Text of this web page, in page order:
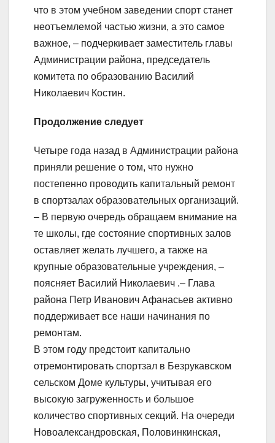
что в этом учебном заведении спорт станет
неотъемлемой частью жизни, а это самое
важное, – подчеркивает заместитель главы
Администрации района, председатель
комитета по образованию Василий
Николаевич Костин.
Продолжение следует
Четыре года назад в Администрации района
приняли решение о том, что нужно
постепенно проводить капитальный ремонт
в спортзалах образовательных организаций.
– В первую очередь обращаем внимание на
те школы, где состояние спортивных залов
оставляет желать лучшего, а также на
крупные образовательные учреждения, –
поясняет Василий Николаевич .– Глава
района Петр Иванович Афанасьев активно
поддерживает все наши начинания по
ремонтам.
В этом году предстоит капитально
отремонтировать спортзал в Безрукавском
сельском Доме культуры, учитывая его
высокую загруженность и большое
количество спортивных секций. На очереди
Новоалександровская, Половинкинская,